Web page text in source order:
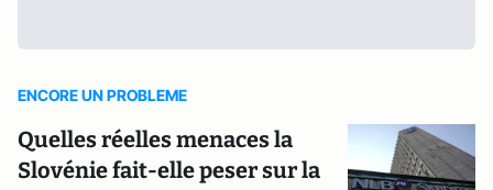
ENCORE UN PROBLEME
Quelles réelles menaces la
Slovénie fait-elle peser sur la